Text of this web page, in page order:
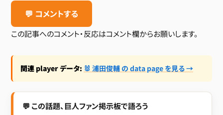
💬 コメントする
この記事へのコメント・反応はコメント欄からお願いします。
関連 player データ: 🐰 浦田俊輔 の data page を見る →
💬 この話題、巨人ファン掲示板で語ろう